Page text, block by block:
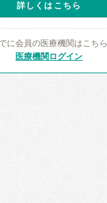
詳しくはこちら
に会員の医療機関はこちら
医療機関ログイン